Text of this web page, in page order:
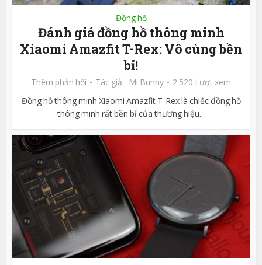
Đồng hồ
Đánh giá đồng hồ thông minh
Xiaomi Amazfit T-Rex: Vô cùng bền
bỉ!
Thêm phản hồi Tác giả - Mi Bunny
2.520 Lượt xem
Đồng hồ thông minh Xiaomi Amazfit T-Rex là chiếc đồng hồ
thông minh rất bền bỉ của thương hiệu...